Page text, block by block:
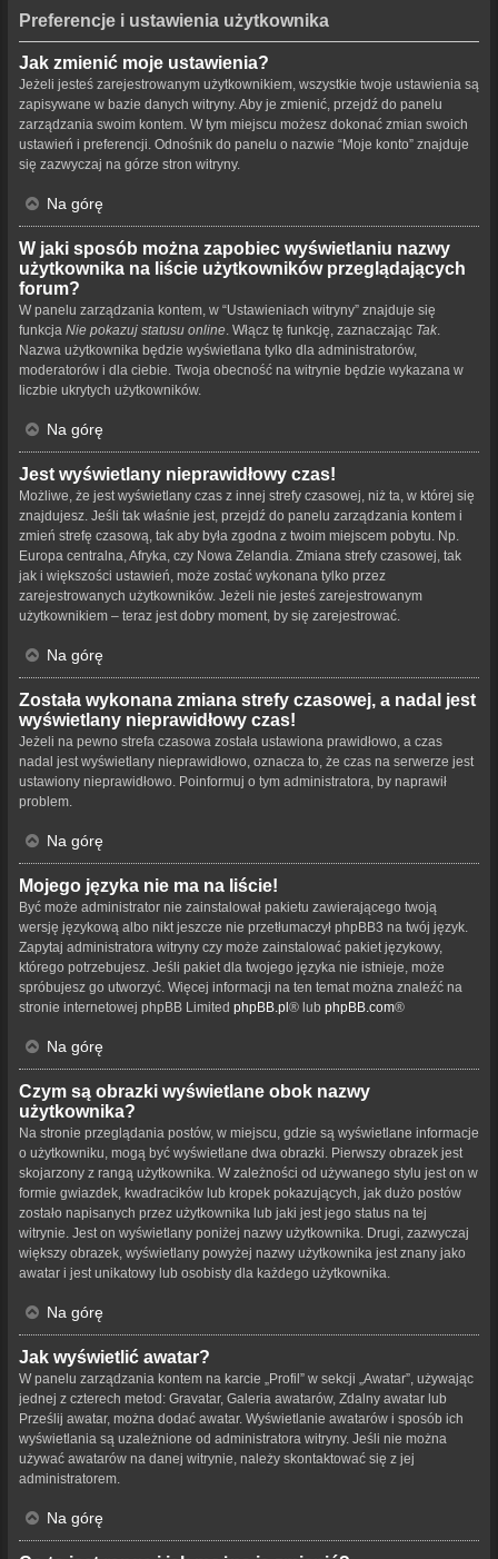
Preferencje i ustawienia użytkownika
Jak zmienić moje ustawienia?
Jeżeli jesteś zarejestrowanym użytkownikiem, wszystkie twoje ustawienia są
zapisywane w bazie danych witryny. Aby je zmienić, przejdź do panelu
zarządzania swoim kontem. W tym miejscu możesz dokonać zmian swoich
ustawień i preferencji. Odnośnik do panelu o nazwie “Moje konto” znajduje
się zazwyczaj na górze stron witryny.
Na górę
W jaki sposób można zapobiec wyświetlaniu nazwy
użytkownika na liście użytkowników przeglądających
forum?
W panelu zarządzania kontem, w “Ustawieniach witryny” znajduje się
funkcja Nie pokazuj statusu online . Włącz tę funkcję, zaznaczając Tak
Nazwa użytkownika będzie wyświetlana tylko dla administratorów,
moderatorów i dla ciebie. Twoja obecność na witrynie będzie wykazana w
liczbie ukrytych użytkowników.
Na górę
Jest wyświetlany nieprawidłowy czas!
Możliwe, że jest wyświetlany czas z innej strefy czasowej, niż ta, w której się
znajdujesz. Jeśli tak właśnie jest, przejdź do panelu zarządzania kontem i
zmień strefę czasową, tak aby była zgodna z twoim miejscem pobytu. Np.
Europa centralna, Afryka, czy Nowa Zelandia. Zmiana strefy czasowej, tak
jak i większości ustawień, może zostać wykonana tylko przez
zarejestrowanych użytkowników. Jeżeli nie jesteś zarejestrowanym
użytkownikiem – teraz jest dobry moment, by się zarejestrować.
Na górę
Została wykonana zmiana strefy czasowej, a nadal jest
wyświetlany nieprawidłowy czas!
Jeżeli na pewno strefa czasowa została ustawiona prawidłowo, a czas
nadal jest wyświetlany nieprawidłowo, oznacza to, że czas na serwerze jest
ustawiony nieprawidłowo. Poinformuj o tym administratora, by naprawił
problem.
Na górę
Mojego języka nie ma na liście!
Być może administrator nie zainstalował pakietu zawierającego twoją
wersję językową albo nikt jeszcze nie przetłumaczył phpBB3 na twój język.
Zapytaj administratora witryny czy może zainstalować pakiet językowy,
którego potrzebujesz. Jeśli pakiet dla twojego języka nie istnieje, może
spróbujesz go utworzyć. Więcej informacji na ten temat można znaleźć na
stronie internetowej phpBB Limited phpBB.pl® lub phpBB.com®
Na górę
Czym są obrazki wyświetlane obok nazwy
użytkownika?
Na stronie przeglądania postów, w miejscu, gdzie są wyświetlane informacje
o użytkowniku, mogą być wyświetlane dwa obrazki. Pierwszy obrazek jest
skojarzony z rangą użytkownika. W zależności od używanego stylu jest on w
formie gwiazdek, kwadracików lub kropek pokazujących, jak dużo postów
zostało napisanych przez użytkownika lub jaki jest jego status na tej
witrynie. Jest on wyświetlany poniżej nazwy użytkownika. Drugi, zazwyczaj
większy obrazek, wyświetlany powyżej nazwy użytkownika jest znany jako
awatar i jest unikatowy lub osobisty dla każdego użytkownika.
Na górę
Jak wyświetlić awatar?
W panelu zarządzania kontem na karcie „Profil” w sekcji „Awatar”, używając
jednej z czterech metod: Gravatar, Galeria awatarów, Zdalny awatar lub
Prześlij awatar, można dodać awatar. Wyświetlanie awatarów i sposób ich
wyświetlania są uzależnione od administratora witryny. Jeśli nie można
używać awatarów na danej witrynie, należy skontaktować się z jej
administratorem.
Na górę